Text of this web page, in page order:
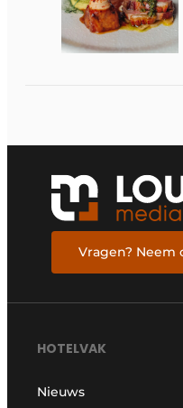
Vragen? Neem
HOTELVAK
Nieuws